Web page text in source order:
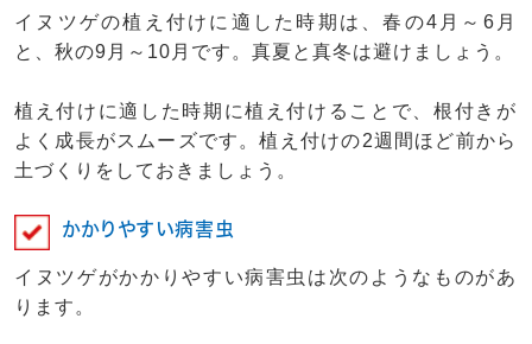
イヌツゲの植え付けに適した時期は、春の4月～6月
と、秋の9月～10月です。真夏と真冬は避けましょう。
植え付けに適した時期に植え付けることで、根付きが
よく成長がスムーズです。植え付けの2週間ほど前から
土づくりをしておきましょう。
かかりやすい病害虫
イヌツゲがかかりやすい病害虫は次のようなものがあ
ります。